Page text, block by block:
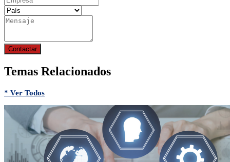
Contactar
Temas Relacionados
* Ver Todos